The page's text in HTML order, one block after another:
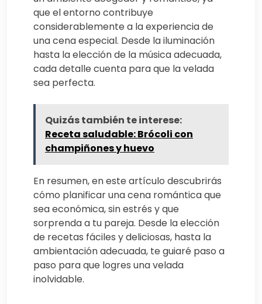
que el entorno contribuye
considerablemente a la experiencia de
una cena especial. Desde la iluminación
hasta la elección de la música adecuada,
cada detalle cuenta para que la velada
sea perfecta.
Quizás también te interese:
Receta saludable: Brócoli con
champiñones y huevo
En resumen, en este artículo descubrirás
cómo planificar una cena romántica que
sea económica, sin estrés y que
sorprenda a tu pareja. Desde la elección
de recetas fáciles y deliciosas, hasta la
ambientación adecuada, te guiaré paso a
paso para que logres una velada
inolvidable.